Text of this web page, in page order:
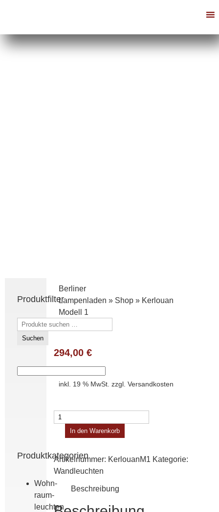
Produktfilter
Suchen
nach:
Suchen
Produktkategorien
Wohn­
raum­
leuchten
Berliner
Lampenladen » Shop» Kerlouan
Modell 1
294,00 €
inkl. 19 % MwSt. zzgl. Versandkosten
Kerlouan
Modell
In den Warenkorb
Artikelnummer: KerlouanM1 Kategorie:
Wand­leuchten
Beschreibung